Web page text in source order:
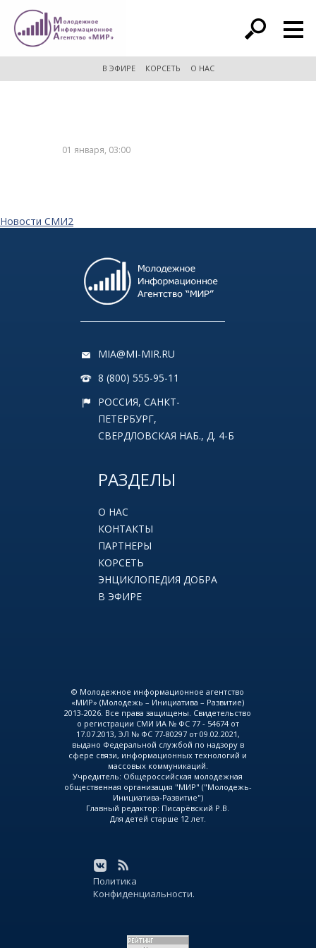
расширенный поиск
В ЭФИРЕ КОРСЕТЬ О НАС
01 января, 03:00
Новости СМИ2
MIA@MI-MIR.RU
8 (800) 555-95-11
РОССИЯ, САНКТ-
ПЕТЕРБУРГ,
СВЕРДЛОВСКАЯ НАБ., Д. 4-Б
РАЗДЕЛЫ
О НАС
КОНТАКТЫ
ПАРТНЕРЫ
КОРСЕТЬ
ЭНЦИКЛОПЕДИЯ ДОБРА
В ЭФИРЕ
© Молодежное информационное агентство
«МИР» (Молодежь – Инициатива – Развитие)
2013-2026. Все права защищены. Свидетельство
о регистрации СМИ ИА № ФС 77 - 54674 от
17.07.2013, ЭЛ № ФС 77-80297 от 09.02.2021,
выдано Федеральной службой по надзору в
сфере связи, информационных технологий и
массовых коммуникаций.
Учредитель: Общероссийская молодежная
общественная организация "МИР" ("Молодежь-
Инициатива-Развитие")
Главный редактор: Писарёвский Р.В.
Для детей старше 12 лет.
Политика
Конфиденциальности.